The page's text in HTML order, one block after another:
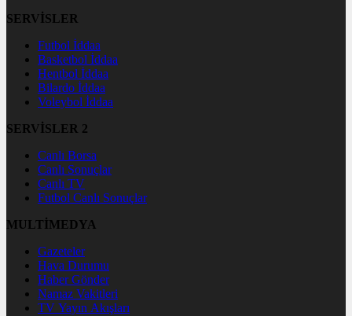
SERVİSLER
Futbol İddaa
Basketbol İddaa
Hentbol İddaa
Bilardo İddaa
Voleybol İddaa
SERVİSLER 2
Canlı Borsa
Canlı Sonuçlar
Canlı TV
Futbol Canlı Sonuçlar
MULTİMEDYA
Gazeteler
Hava Durumu
Haber Gönder
Namaz Vakitleri
TV Yayın Akışları